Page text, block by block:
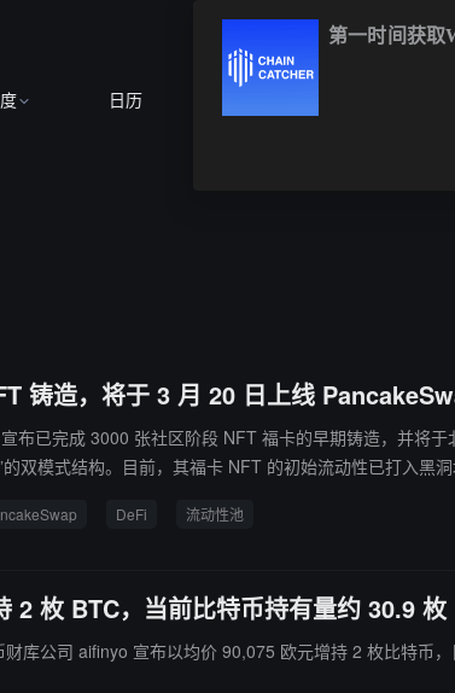
日历
铸造，将于 3 月 20 日上线
成 3000 张社区阶段 NFT 福卡的早期铸造，并将于北京时间 2026
双模式结构。目前，其福卡 NFT 的初始流动性已打入
DeFi 流动性池
2 枚 BTC，当前比特币持有量约 30.9 枚
库公司 aifinyo 宣布以均价 90,075 欧元增持 2 枚比特币
第一时间获取